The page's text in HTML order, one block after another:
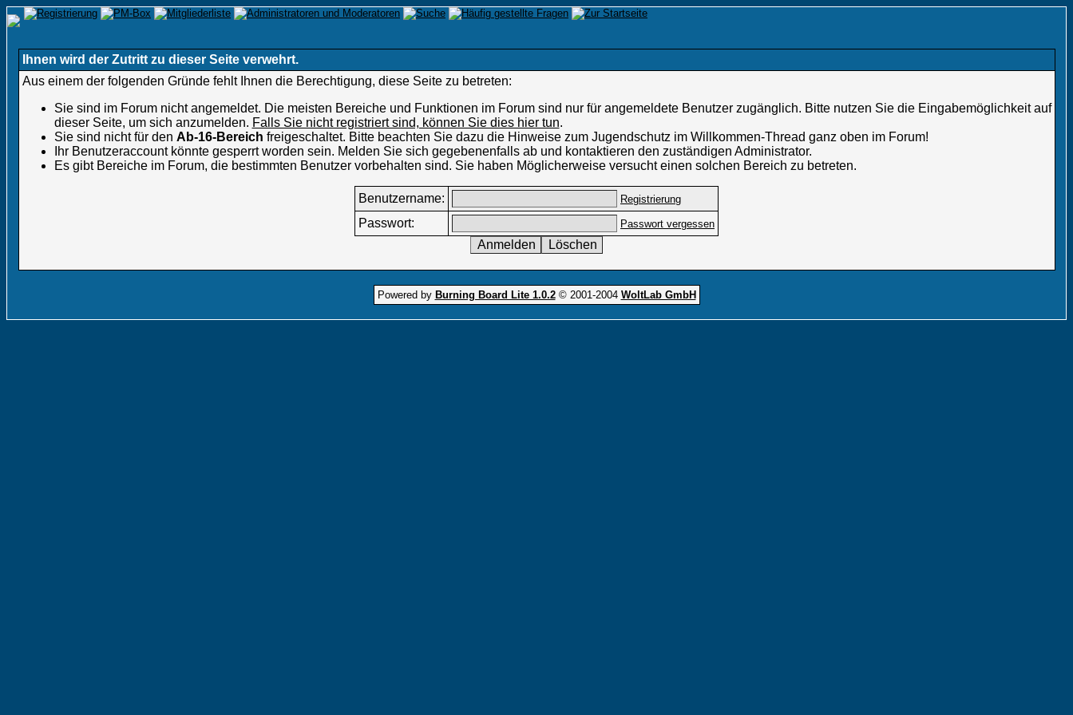
Ihnen wird der Zutritt zu dieser Seite verwehrt.
Aus einem der folgenden Gründe fehlt Ihnen die Berechtigung, diese Seite zu betreten:
Sie sind im Forum nicht angemeldet. Die meisten Bereiche und Funktionen im Forum sind nur für angemeldete Benutzer zugänglich. Bitte nutzen Sie die Eingabemöglichkeit auf
dieser Seite, um sich anzumelden. Falls Sie nicht registriert sind, können Sie dies hier tun.
Sie sind nicht für den Ab-16-Bereich freigeschaltet. Bitte beachten Sie dazu die Hinweise zum Jugendschutz im Willkommen-Thread ganz oben im Forum!
Ihr Benutzeraccount könnte gesperrt worden sein. Melden Sie sich gegebenenfalls ab und kontaktieren den zuständigen Administrator.
Es gibt Bereiche im Forum, die bestimmten Benutzer vorbehalten sind. Sie haben Möglicherweise versucht einen solchen Bereich zu betreten.
Benutzername: Registrierung
Passwort: Passwort vergessen
Powered by Burning Board Lite 1.0.2© 2001-2004 WoltLab GmbH